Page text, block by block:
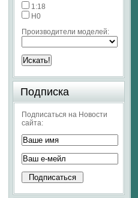
1:18
H0
Производители моделей:
Подписка
Подписаться на Новости
сайта: